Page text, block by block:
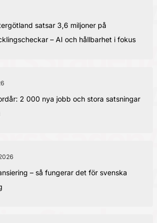
satsar 3,6 miljoner på
– AI och hållbarhet i fokus
2 000 nya jobb och stora satsningar
– så fungerar det för svenska